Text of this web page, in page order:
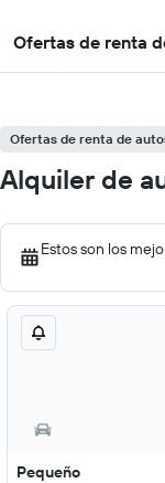
Ofertas de renta
Ofertas de renta de
Alquiler de
Estos son los
Pequeño